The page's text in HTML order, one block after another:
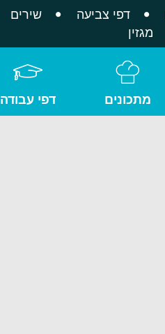
דפי צביעה
שירים
מגזין
מתכונים דפי עבודה